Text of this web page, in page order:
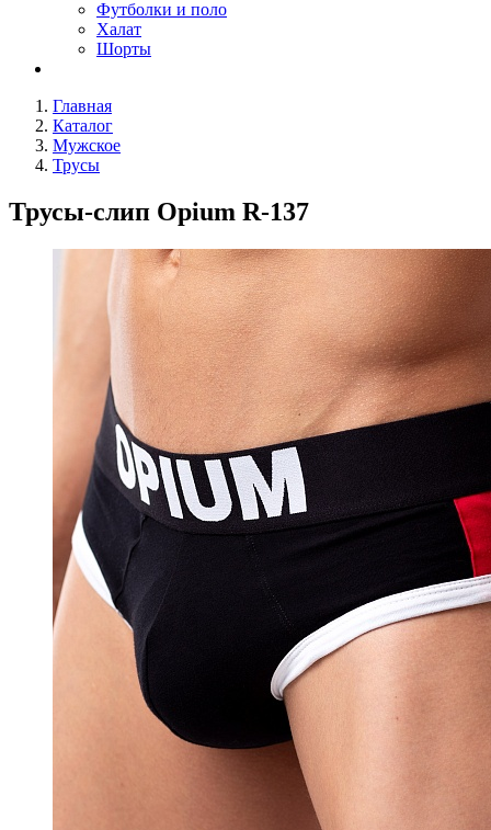
Футболки и поло
Халат
Шорты
Главная
Каталог
Мужское
Трусы
Трусы-слип Opium R-137